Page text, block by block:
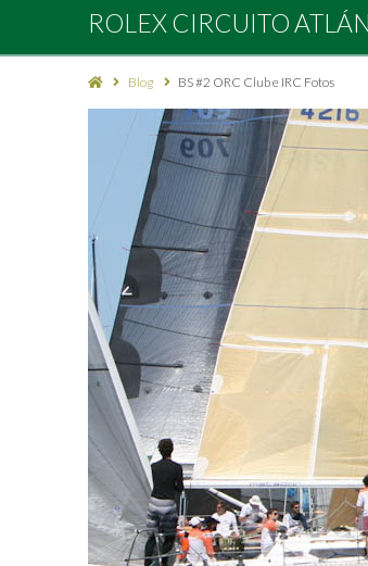
Rolex
Circuito
Atlántico
Sur
2027
ROLEX CIRCUITO
Blog BS #2 ORC Club e IRC Fotos